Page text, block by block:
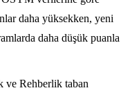
daha yüksekken, yeni
daha düşük puanla
ve Rehberlik taban